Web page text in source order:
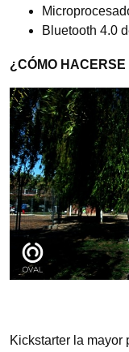
Bluetooth 4.0
¿CÓMO HACERSE
Kickstarter la mayor